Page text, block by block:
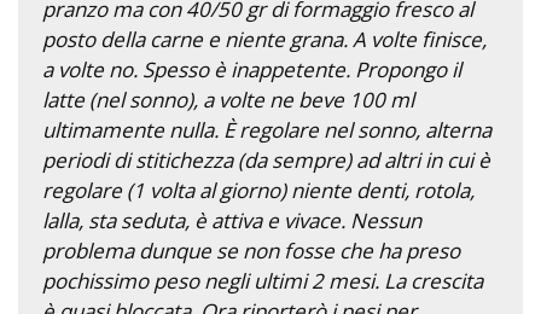
pranzo ma con 40/50 gr di formaggio fresco al
posto della carne e niente grana. A volte finisce,
a volte no. Spesso è inappetente. Propongo il
latte (nel sonno), a volte ne beve 100 ml
ultimamente nulla. È regolare nel sonno, alterna
periodi di stitichezza (da sempre) ad altri in cui è
regolare (1 volta al giorno) niente denti, rotola,
lalla, sta seduta, è attiva e vivace. Nessun
problema dunque se non fosse che ha preso
pochissimo peso negli ultimi 2 mesi. La crescita